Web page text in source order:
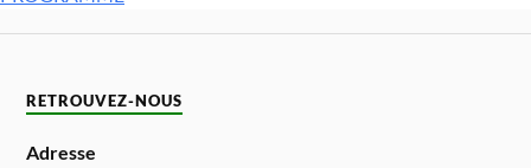
RETROUVEZ-NOUS
Adresse